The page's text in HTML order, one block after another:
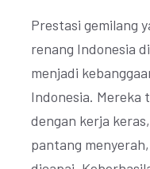
Prestasi gemilang
renang Indonesia
menjadi
Indonesia. Mereka
dengan kerja
pantang